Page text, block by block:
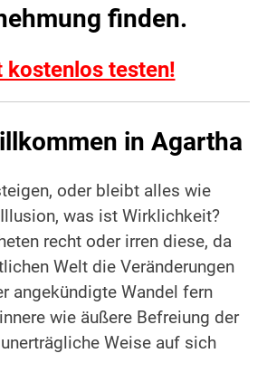
finden.
kostenlos testen!
in Agartha
oder bleibt alles wie
was ist Wirklichkeit?
recht oder irren diese, da
Welt die Veränderungen
angekündigte Wandel fern
wie äußere Befreiung der
Weise auf sich